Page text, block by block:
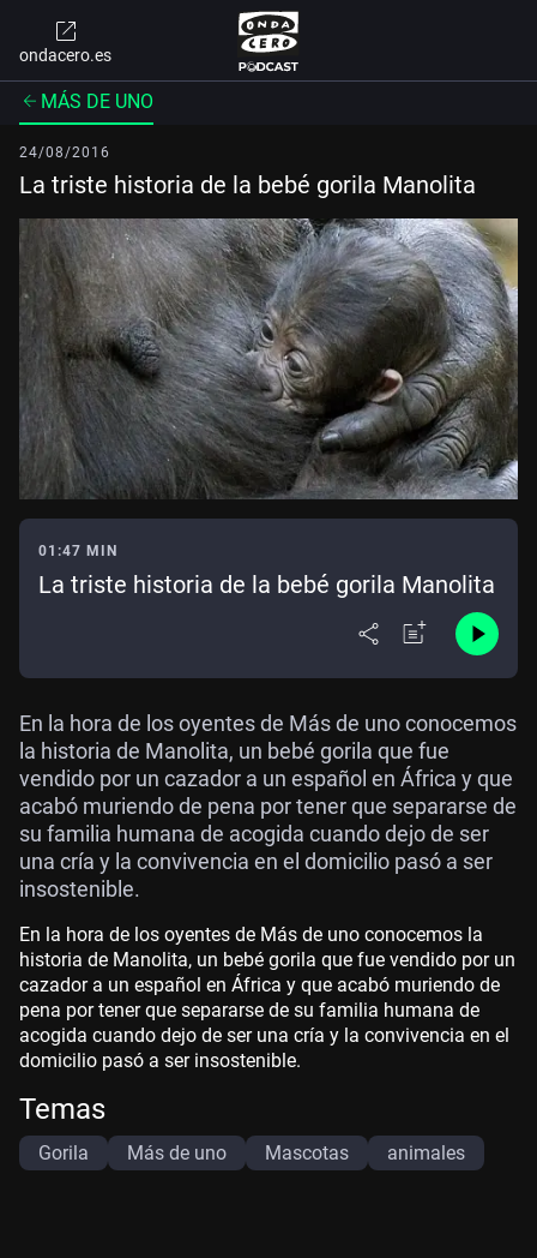
ondacero.es
MÁS DE UNO
24/08/2016
La triste historia de la bebé gorila Manolita
01:47 MIN
La triste historia de la bebé gorila Manolita
En la hora de los oyentes de Más de uno conocemos
la historia de Manolita, un bebé gorila que fue
vendido por un cazador a un español en África y que
acabó muriendo de pena por tener que separarse de
su familia humana de acogida cuando dejo de ser
una cría y la convivencia en el domicilio pasó a ser
insostenible.
En la hora de los oyentes de Más de uno conocemos la
historia de Manolita, un bebé gorila que fue vendido por un
cazador a un español en África y que acabó muriendo de
pena por tener que separarse de su familia humana de
acogida cuando dejo de ser una cría y la convivencia en el
domicilio pasó a ser insostenible.
Temas
Gorila Más de uno Mascotas animales